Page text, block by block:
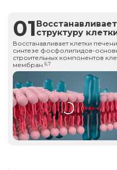
01 Восстанавливает
структуру
Восстанавливает клетки
синтезе фосфолипидов-
строительных компонентов
мембран.6,7